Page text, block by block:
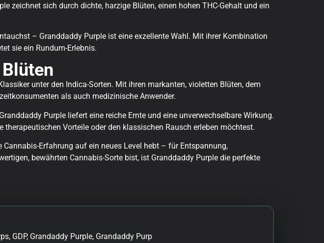
zeichnet sich durch dichte, harzige Blüten, einen hohen THC-Gehalt und ein
– Granddaddy Purple ist eine exzellente Wahl. Mit ihrer Kombination
sie ein Rundum-Erlebnis.
unter den Indica-Sorten. Mit ihren markanten, violetten Blüten, dem
als auch medizinische Anwender.
Purple liefert eine reiche Ernte und eine unverwechselbare Wirkung.
Vorteile oder den klassischen Rausch erleben möchtest.
Erfahrung auf ein neues Level hebt – für Entspannung,
bewährten Cannabis-Sorte bist, ist Granddaddy Purple die perfekte
GDP, Grandaddy Purple, Grandaddy Purp